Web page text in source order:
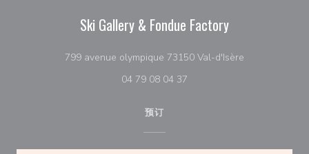
Ski Gallery & Fondue Factory
799 avenue olympique 73150 Val-d'Isère
04 79 08 04 37
预订